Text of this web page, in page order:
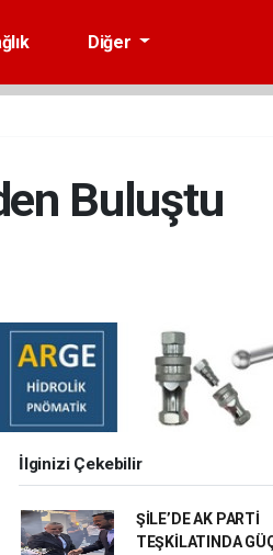
Diğer
Buluştu
İlginizi Çekebilir
ŞİLE’DE AK PARTİ
TEŞKİLATINDA